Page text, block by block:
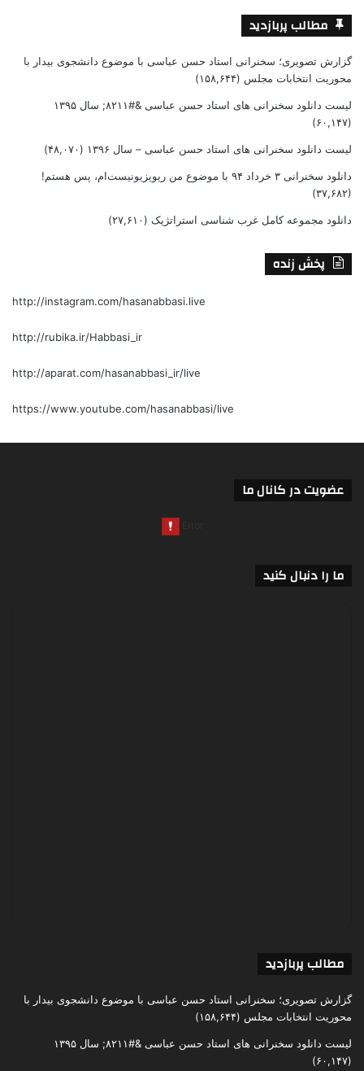
مطالب پربازدید
گزارش تصویری؛ سخنرانی استاد حسن عباسی با موضوع دانشجوی بیدار با
محوریت انتخابات مجلس (۱۵۸,۶۴۴)
لیست دانلود سخنرانی های استاد حسن عباسی &#۸۲۱۱; سال ۱۳۹۵
(۶۰,۱۴۷)
لیست دانلود سخنرانی های استاد حسن عباسی – سال ۱۳۹۶ (۴۸,۰۷۰)
دانلود سخنرانی ۳ خرداد ۹۴ با موضوع من ریویزیونیست‌ام، پس هستم!
(۳۷,۶۸۲)
دانلود مجموعه کامل غرب شناسی استراتژیک (۲۷,۶۱۰)
پخش زنده
http://instagram.com/hasanabbasi.live
http://rubika.ir/Habbasi_ir
http://aparat.com/hasanabbasi_ir/live
https://www.youtube.com/hasanabbasi/live
عضویت در کانال ما
ما را دنبال کنید
مطالب پربازدید
گزارش تصویری؛ سخنرانی استاد حسن عباسی با موضوع دانشجوی بیدار با
محوریت انتخابات مجلس (۱۵۸,۶۴۴)
لیست دانلود سخنرانی های استاد حسن عباسی &#۸۲۱۱; سال ۱۳۹۵
(۶۰,۱۴۷)